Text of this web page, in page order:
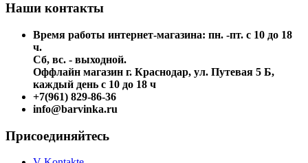
Наши контакты
Время работы интернет-магазина: пн. -пт. с 10 до 18
ч.
Сб, вс. - выходной.
Оффлайн магазин г. Краснодар, ул. Путевая 5 Б,
каждый день с 10 до 18 ч
+7(961) 829-86-36
info@barvinka.ru
Присоединяйтесь